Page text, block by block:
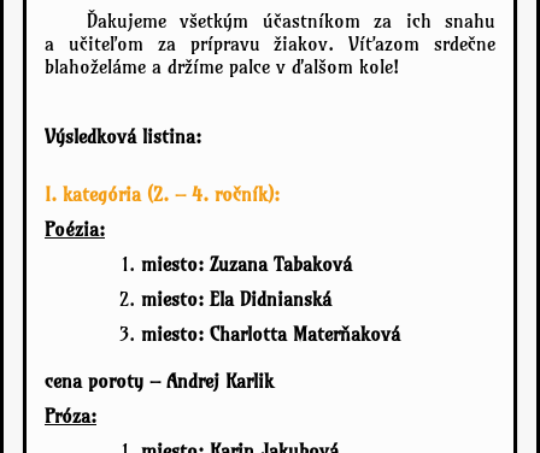
Ďakujeme všetkým účastníkom za ich snahu
a učiteľom za prípravu žiakov. Víťazom srdečne
blahoželáme a držíme palce v ďalšom kole!
Výsledková listina:
I. kategória (2. – 4. ročník):
Poézia:
miesto: Zuzana Tabaková
miesto: Ela Didnianská
miesto: Charlotta Materňaková
cena poroty – Andrej Karlik
Próza: